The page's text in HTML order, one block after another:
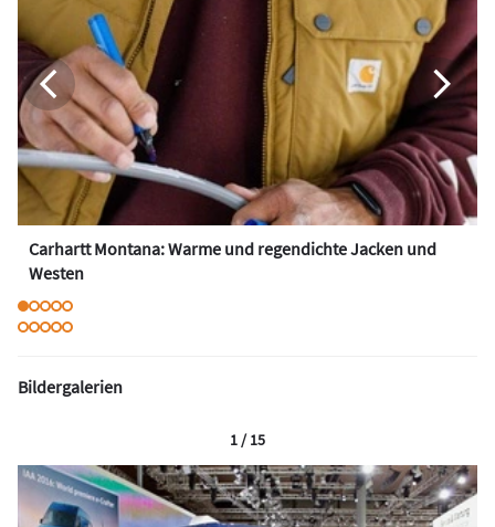
Carhartt Montana: Warme und regendichte Jacken und
Westen
Bildergalerien
1 / 15